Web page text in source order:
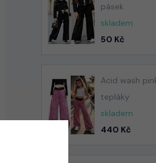
pásek
skladem
50 Kč
Acid wash
tepláky
skladem
440 Kč